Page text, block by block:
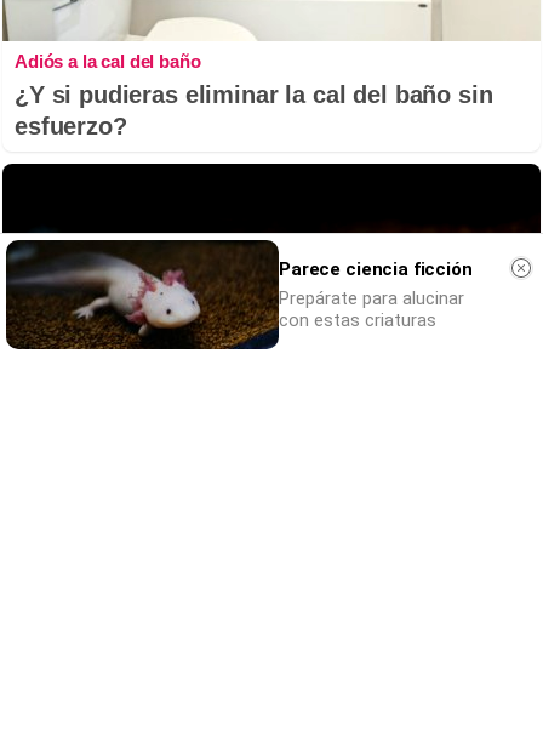
Adiós a la cal del baño
¿Y si pudieras eliminar la cal del baño sin
esfuerzo?
Parece ciencia ficción
Prepárate para alucinar
con estas criaturas